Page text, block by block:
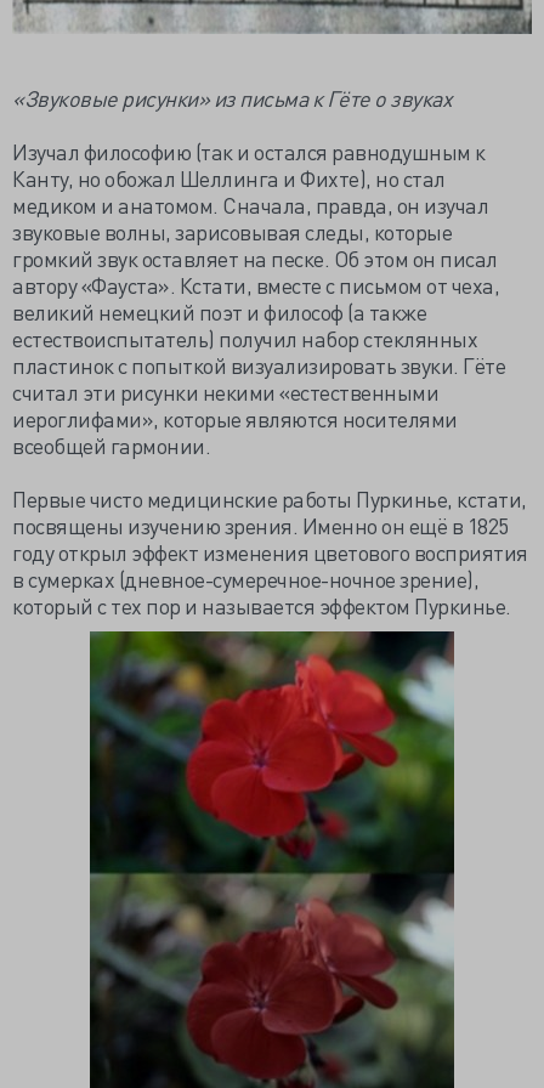
«Звуковые рисунки» из письма к Гёте о звуках
Изучал философию (так и остался равнодушным к
Канту, но обожал Шеллинга и Фихте), но стал
медиком и анатомом. Сначала, правда, он изучал
звуковые волны, зарисовывая следы, которые
громкий звук оставляет на песке. Об этом он писал
автору «Фауста». Кстати, вместе с письмом от чеха,
великий немецкий поэт и философ (а также
естествоиспытатель) получил набор стеклянных
пластинок с попыткой визуализировать звуки. Гёте
считал эти рисунки некими «естественными
иероглифами», которые являются носителями
всеобщей гармонии.
Первые чисто медицинские работы Пуркинье, кстати,
посвящены изучению зрения. Именно он ещё в 1825
году открыл эффект изменения цветового восприятия
в сумерках (дневное-сумеречное-ночное зрение),
который с тех пор и называется эффектом Пуркинье.